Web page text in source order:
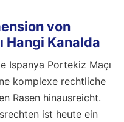
von
Hangi Kanalda
Ispanya Portekiz Maçı
komplexe rechtliche
Rasen hinausreicht.
ist heute ein